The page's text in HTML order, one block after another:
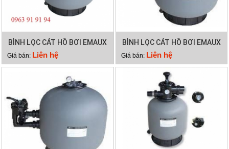
BÌNH LỌC CÁT HỒ BƠI EMAUX
SP450
Giá bán: Liên hệ
BÌNH LỌC CÁT HỒ BƠI EMAUX
SP650
Giá bán: Liên hệ